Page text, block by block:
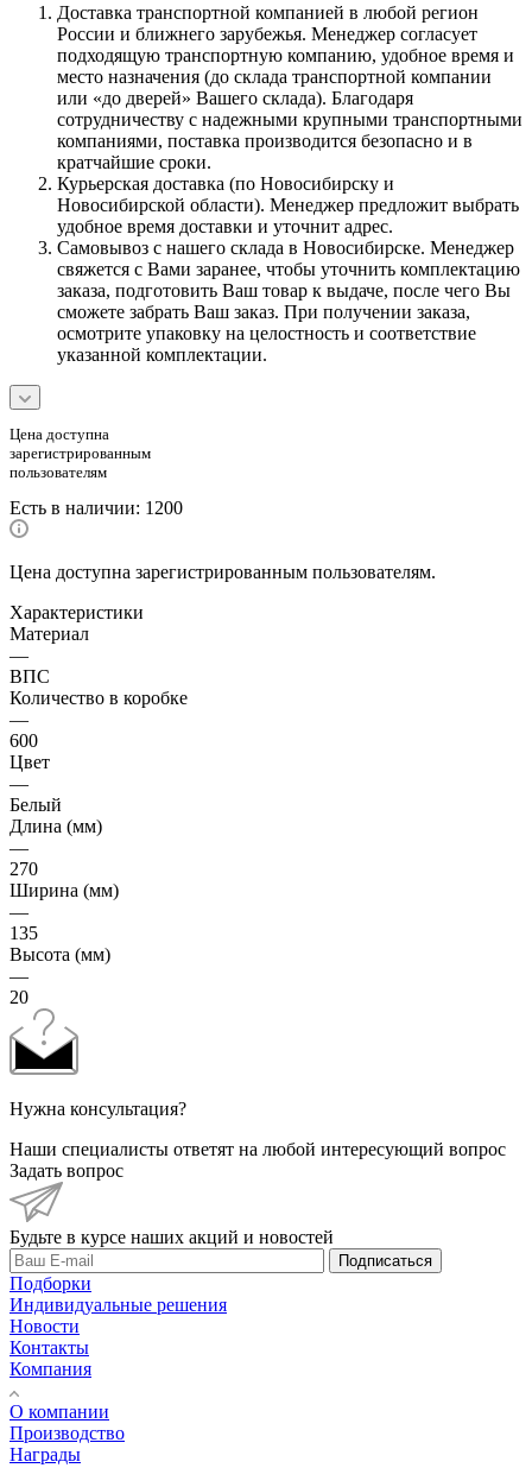
Доставка транспортной компанией в любой регион
России и ближнего зарубежья. Менеджер согласует
подходящую транспортную компанию, удобное время и
место назначения (до склада транспортной компании
или «до дверей» Вашего склада). Благодаря
сотрудничеству с надежными крупными транспортными
компаниями, поставка производится безопасно и в
кратчайшие сроки.
Курьерская доставка (по Новосибирску и
Новосибирской области). Менеджер предложит выбрать
удобное время доставки и уточнит адрес.
Самовывоз с нашего склада в Новосибирске. Менеджер
свяжется с Вами заранее, чтобы уточнить комплектацию
заказа, подготовить Ваш товар к выдаче, после чего Вы
сможете забрать Ваш заказ. При получении заказа,
осмотрите упаковку на целостность и соответствие
указанной комплектации.
Цена доступна
зарегистрированным
пользователям
Есть в наличии: 1200
Цена доступна зарегистрированным пользователям.
Характеристики
Материал
—
ВПС
Количество в коробке
—
600
Цвет
—
Белый
Длина (мм)
—
270
Ширина (мм)
—
135
Высота (мм)
—
20
Нужна консультация?
Наши специалисты ответят на любой интересующий вопрос
Задать вопрос
Будьте в курсе наших акций и новостей
Подписаться
Подборки
Индивидуальные решения
Новости
Контакты
Компания
О компании
Производство
Награды